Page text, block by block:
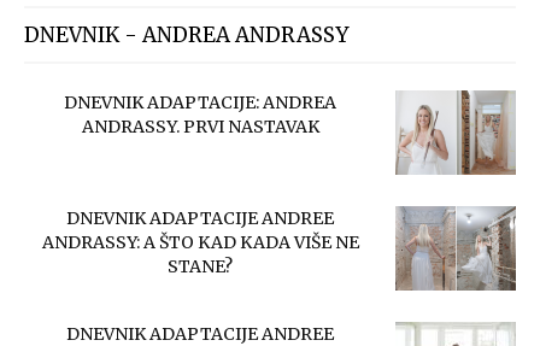
DNEVNIK - ANDREA ANDRASSY
DNEVNIK ADAPTACIJE: ANDREA
ANDRASSY. PRVI NASTAVAK
DNEVNIK ADAPTACIJE ANDREE
ANDRASSY: A ŠTO KAD KADA VIŠE NE
STANE?
DNEVNIK ADAPTACIJE ANDREE